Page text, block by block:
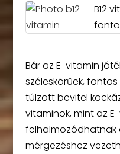
B12
Bár az E-vitamin
széleskörűek,
túlzott bevitel
vitaminok, mint az
felhalmozódhatnak
mérgezéshez